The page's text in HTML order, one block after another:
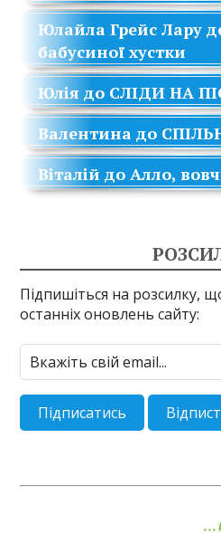
Юлайла Грейс Лару
бабусиної хустки
Юлія до СЛІДИ НА
Валентина до
Віталій до Алло,
Підпишіться на розсилку,
останніх оновлень сайту: